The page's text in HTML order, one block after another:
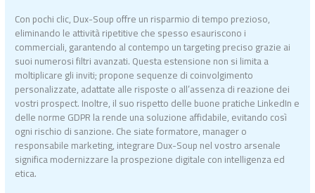
Con pochi clic, Dux-Soup offre un risparmio di tempo prezioso,
eliminando le attività ripetitive che spesso esauriscono i
commerciali, garantendo al contempo un targeting preciso grazie ai
suoi numerosi filtri avanzati. Questa estensione non si limita a
moltiplicare gli inviti; propone sequenze di coinvolgimento
personalizzate, adattate alle risposte o all’assenza di reazione dei
vostri prospect. Inoltre, il suo rispetto delle buone pratiche LinkedIn e
delle norme GDPR la rende una soluzione affidabile, evitando così
ogni rischio di sanzione. Che siate formatore, manager o
responsabile marketing, integrare Dux-Soup nel vostro arsenale
significa modernizzare la prospezione digitale con intelligenza ed
etica.